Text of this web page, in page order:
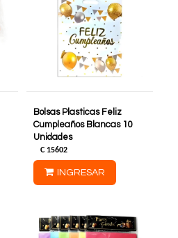
Bolsas Plasticas Feliz
Cumpleaños Blancas 10
Unidades
C 15602
INGRESAR